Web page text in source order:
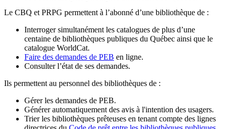
Le CBQ et PRPG permettent à l’abonné d’une bibliothèque de :
Interroger simultanément les catalogues de plus d’une
centaine de bibliothèques publiques du Québec ainsi que le
catalogue WorldCat.
Faire des demandes de PEB en ligne.
Consulter l’état de ses demandes.
Ils permettent au personnel des bibliothèques de :
Gérer les demandes de PEB.
Générer automatiquement des avis à l'intention des usagers.
Trier les bibliothèques prêteuses en tenant compte des lignes